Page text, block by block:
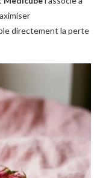
directement la perte